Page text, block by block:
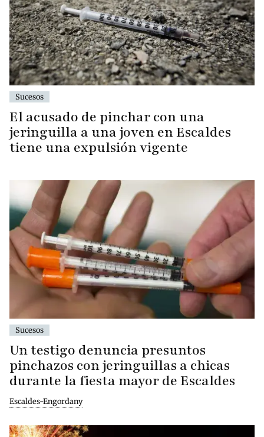
Sucesos
El acusado de pinchar con una
jeringuilla a una joven en Escaldes
tiene una expulsión vigente
Sucesos
Un testigo denuncia presuntos
pinchazos con jeringuillas a chicas
durante la fiesta mayor de Escaldes
Escaldes-Engordany